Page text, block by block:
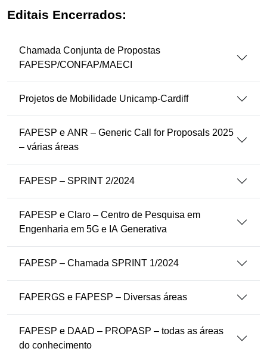
Editais Encerrados:
Chamada Conjunta de Propostas
FAPESP/CONFAP/MAECI
Projetos de Mobilidade Unicamp-Cardiff
FAPESP e ANR – Generic Call for Proposals 2025
– várias áreas
FAPESP – SPRINT 2/2024
FAPESP e Claro – Centro de Pesquisa em
Engenharia em 5G e IA Generativa
FAPESP – Chamada SPRINT 1/2024
FAPERGS e FAPESP – Diversas áreas
FAPESP e DAAD – PROPASP – todas as áreas
do conhecimento